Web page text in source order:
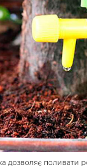
дозволяє поливати